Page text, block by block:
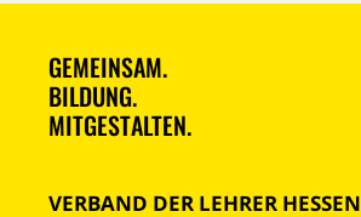
GEMEINSAM.
BILDUNG.
MITGESTALTEN.
VERBAND DER LEHRER HESSEN